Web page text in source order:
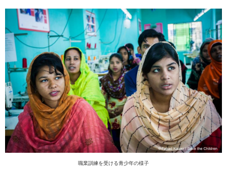
職業訓練を受ける青少年の様子